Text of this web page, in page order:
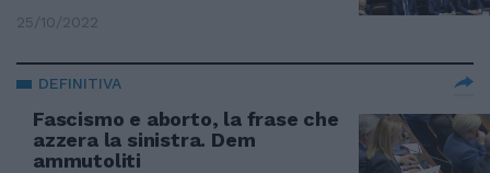
25/10/2022
DEFINITIVA
Fascismo e aborto, la frase che
azzera la sinistra. Dem
ammutoliti